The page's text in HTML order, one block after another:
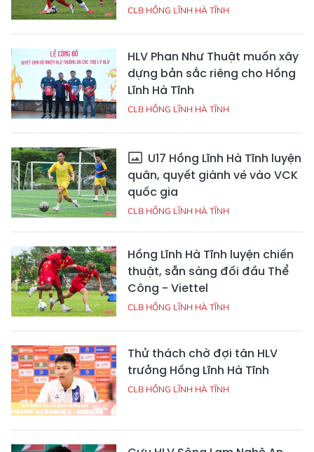
CLB HỒNG LĨNH HÀ TĨNH
HLV Phan Như Thuật muốn xây
dựng bản sắc riêng cho Hồng
Lĩnh Hà Tĩnh
CLB HỒNG LĨNH HÀ TĨNH
U17 Hồng Lĩnh Hà Tĩnh luyện
quân, quyết giành vé vào VCK
quốc gia
CLB HỒNG LĨNH HÀ TĨNH
Hồng Lĩnh Hà Tĩnh luyện chiến
thuật, sẵn sàng đối đầu Thể
Công - Viettel
CLB HỒNG LĨNH HÀ TĨNH
Thử thách chờ đợi tân HLV
trưởng Hồng Lĩnh Hà Tĩnh
CLB HỒNG LĨNH HÀ TĨNH